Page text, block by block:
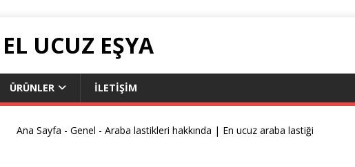
UCUZ EŞYA
ÜRÜNLER İLETIŞIM
Ana Sayfa - Genel - Araba lastikleri hakkında | En ucuz araba lastiği